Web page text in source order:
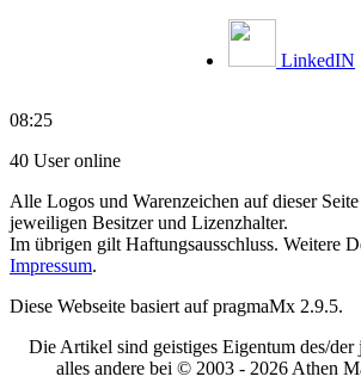
LinkedIN
08:25
40 User online
Alle Logos und Warenzeichen auf dieser
jeweiligen Besitzer und Lizenzhalter.
Im übrigen gilt Haftungsausschluss. Weitere
Impressum.
Diese Webseite basiert auf pragmaMx 2.9.5.
Die Artikel sind geistiges Eigentum des/
alles andere bei © 2003 - 2026 Athen